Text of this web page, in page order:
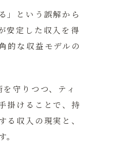
」という誤解から
安定した収入を得
的な収益モデルの
守りつつ、ティ
掛けることで、持
収入の現実と、